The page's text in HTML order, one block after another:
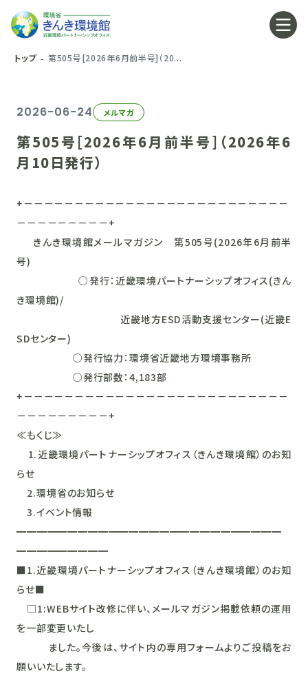
トップ 第505号[2026年6月前半号]（20...
2026-06-24 メルマガ
第505号[2026年6月前半号]（2026年6
月10日発行）
+－－－－－－－－－－－－－－－－－－－－－－－－－－
－－－－－－－－－+
きんき環境館メールマガジン 第505号(2026年6月前半
号)
○発行：近畿環境パートナーシップオフィス(きん
き環境館)/
近畿地方ESD活動支援センター(近畿E
SDセンター)
○発行協力：環境省近畿地方環境事務所
○発行部数：4,183部
+－－－－－－－－－－－－－－－－－－－－－－－－－－
－－－－－－－－－+
≪もくじ≫
1.近畿環境パートナーシップオフィス（きんき環境館）のお知
らせ
2.環境省のお知らせ
3.イベント情報
━━━━━━━━━━━━━━━━━━━━━━━━━━
━━━━━━━━━
■1.近畿環境パートナーシップオフィス（きんき環境館）のお知
らせ■
□1:WEBサイト改修に伴い、メールマガジン掲載依頼の運用
を一部変更いたし
ました。今後は、サイト内の専用フォームよりご投稿をお
願いいたします。